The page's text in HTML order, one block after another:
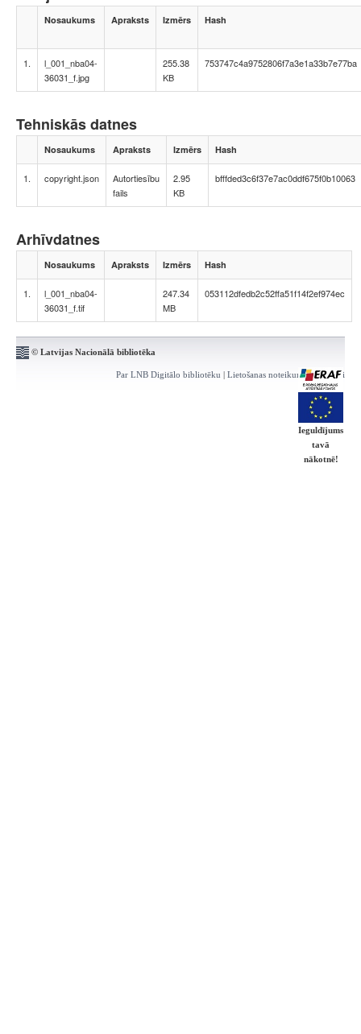
Nosaukums Apraksts Izmērs Hash
1.
l_001_nba04-
36031_f.jpg
255.38
KB
753747c4a9752806f7a3e1a33b7e77ba
Tehniskās datnes
Nosaukums Apraksts Izmērs Hash
1. copyright.json
Autortiesību
fails
2.95
KB
bfffded3c6f37e7ac0ddf675f0b10063
Arhīvdatnes
Nosaukums Apraksts Izmērs Hash
1.
l_001_nba04-
36031_f.tif
247.34
MB
053112dfedb2c52ffa51f14f2ef974ec
© Latvijas Nacionālā bibliotēka
Par LNB Digitālo bibliotēku | Lietošanas noteikumi | Kontakti
Ieguldījums
tavā
nākotnē!